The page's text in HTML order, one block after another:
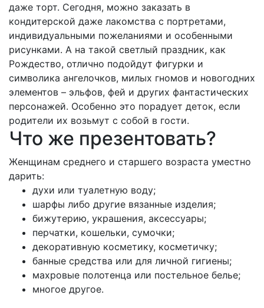
даже торт. Сегодня, можно заказать в
кондитерской даже лакомства с портретами,
индивидуальными пожеланиями и особенными
рисунками. А на такой светлый праздник, как
Рождество, отлично подойдут фигурки и
символика ангелочков, милых гномов и новогодних
элементов – эльфов, фей и других фантастических
персонажей. Особенно это порадует деток, если
родители их возьмут с собой в гости.
Что же презентовать?
Женщинам среднего и старшего возраста уместно
дарить:
духи или туалетную воду;
шарфы либо другие вязанные изделия;
бижутерию, украшения, аксессуары;
перчатки, кошельки, сумочки;
декоративную косметику, косметичку;
банные средства или для личной гигиены;
махровые полотенца или постельное белье;
многое другое.